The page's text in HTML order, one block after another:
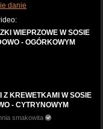
danie
WIEPRZOWE W SOSIE
- OGÓRKOWYM
Z KREWETKAMI W SOSIE
- CYTRYNOWYM
smakowita